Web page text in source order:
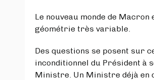
Le nouveau monde de Macron
géométrie très variable.
Des questions se posent sur
inconditionnel du Président à
Ministre. Un Ministre déjà en